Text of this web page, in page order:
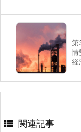
第
情
経
 関連記事